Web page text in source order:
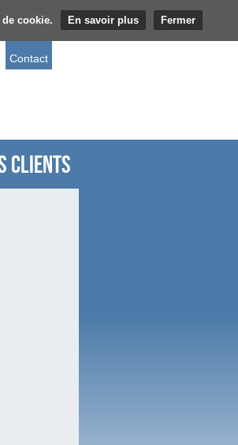
cookie. En savoir plus Fermer
Contact
clients